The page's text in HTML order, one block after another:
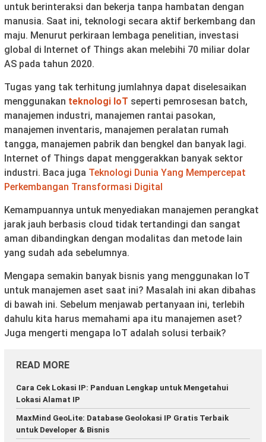
untuk berinteraksi dan bekerja tanpa hambatan dengan
manusia. Saat ini, teknologi secara aktif berkembang dan
maju. Menurut perkiraan lembaga penelitian, investasi
global di Internet of Things akan melebihi 70 miliar dolar
AS pada tahun 2020.
Tugas yang tak terhitung jumlahnya dapat diselesaikan
menggunakan teknologi IoT seperti pemrosesan batch,
manajemen industri, manajemen rantai pasokan,
manajemen inventaris, manajemen peralatan rumah
tangga, manajemen pabrik dan bengkel dan banyak lagi.
Internet of Things dapat menggerakkan banyak sektor
industri. Baca juga Teknologi Dunia Yang Mempercepat
Perkembangan Transformasi Digital
Kemampuannya untuk menyediakan manajemen perangkat
jarak jauh berbasis cloud tidak tertandingi dan sangat
aman dibandingkan dengan modalitas dan metode lain
yang sudah ada sebelumnya.
Mengapa semakin banyak bisnis yang menggunakan IoT
untuk manajemen aset saat ini? Masalah ini akan dibahas
di bawah ini. Sebelum menjawab pertanyaan ini, terlebih
dahulu kita harus memahami apa itu manajemen aset?
Juga mengerti mengapa IoT adalah solusi terbaik?
READ MORE
Cara Cek Lokasi IP: Panduan Lengkap untuk Mengetahui
Lokasi Alamat IP
MaxMind GeoLite: Database Geolokasi IP Gratis Terbaik
untuk Developer & Bisnis